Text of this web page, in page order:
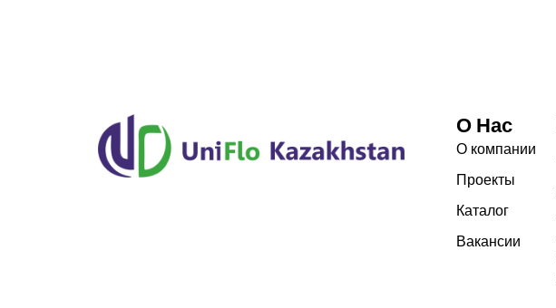
О Нас
О компании
Проекты
Каталог
Вакансии